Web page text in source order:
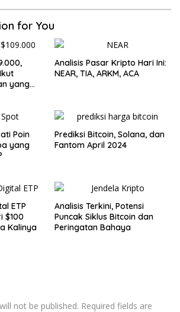
for You
yang
Analisis Pasar Kripto Hari Ini:
NEAR, TIA, ARKM, ACA
Poin
yang
Prediksi Bitcoin, Solana, dan
Fantom April 2024
ETP
$100
Kalinya
Analisis Terkini, Potensi
Puncak Siklus Bitcoin dan
Peringatan Bahaya
not be published. Required fields are